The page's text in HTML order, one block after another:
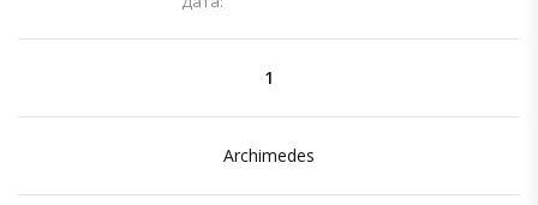
1
Archimedes